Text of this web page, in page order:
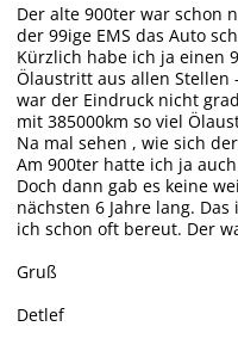
Der alte 900ter war schon
der 99ige EMS das Auto
Kürzlich habe ich ja einen
Ölaustritt aus allen Stellen
war der Eindruck nicht
mit 385000km so viel
Na mal sehen , wie sich
Am 900ter hatte ich ja
Doch dann gab es keine
nächsten 6 Jahre lang.
ich schon oft bereut. Der
Gruß
Detlef